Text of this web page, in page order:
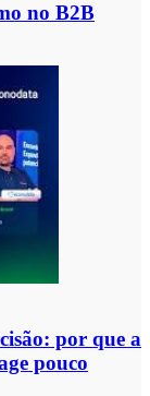
no B2B
por que a
pouco